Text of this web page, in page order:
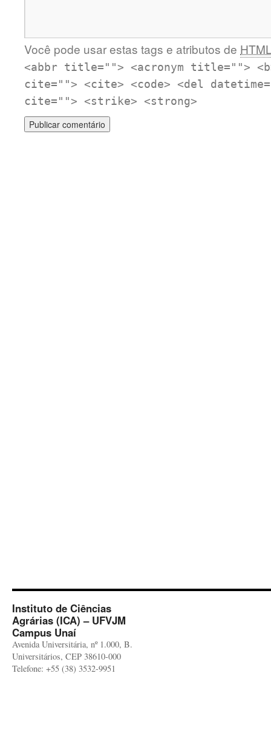
Você pode usar estas tags e atributos de
<abbr title=""> <acronym title="">
cite=""> <cite> <code> <del
cite=""> <strike> <strong>
Instituto de Ciências
Agrárias (ICA) – UFVJM
Campus Unaí
Avenida Universitária, nº 1.000, B.
Universitários, CEP 38610-000
Telefone: +55 (38) 3532-9951